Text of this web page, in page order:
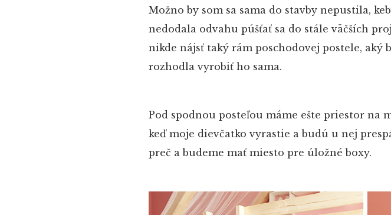
Možno by som sa sama do stavby nepustila,
nedodala odvahu púšťať sa do stále väčších
nikde nájsť taký rám poschodovej postele, aký
rozhodla vyrobiť ho sama.
Pod spodnou posteľou máme ešte priestor na
keď moje dievčatko vyrastie a budú u nej
preč a budeme mať miesto pre úložné boxy.